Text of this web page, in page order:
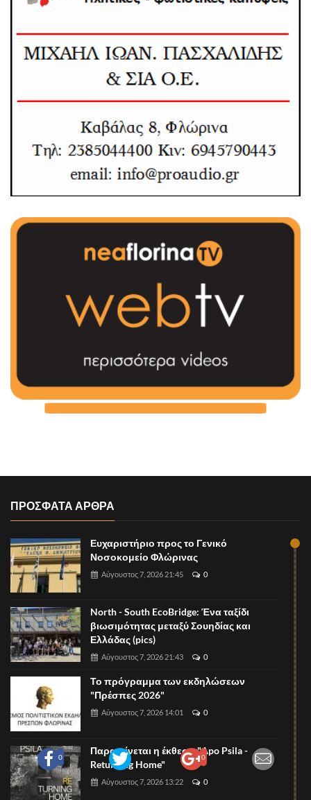
0 0
ΠΡΟΣΦΑΤΑ ΑΡΘΡΑ
Ευχαριστήριο προς το Γενικό
Νοσοκομείο Φλώρινας
Αύγουστος 7, 2026 21:45 0
North - South EcoBridge: Ένα ταξίδι
βιωσιμότητας μεταξύ Σουηδίας και
Ελλάδας (pics)
Αύγουστος 7, 2026 21:43 0
Το πρόγραμμα των εκδηλώσεων
"Πρέσπες 2026"
Αύγουστος 7, 2026 14:01 0
Παρατείνεται η έκθεση "Apo Psila -
Returning Home"
Αύγουστος 7, 2026 13:22 0